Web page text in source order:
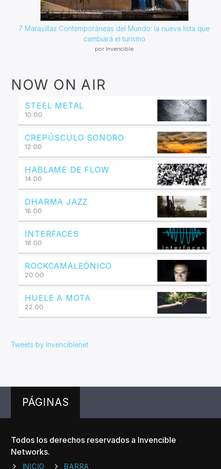
7 Maravillas Contemporáneas del Mundo: la nueva lista que
cambiará el turismo
por Invencible
NOW ON AIR
STEEL METAL
10:00
CREPÚSCULO SONORO
12:00
HABLAME DE FLOW
14:00
DHARMA JAZZ
16:00
INTERFACES
18:00
ROCKCAMALEÓNICO
20:00
HUELE A MOTA
22:00
Tweets by Invenciblenet
PÁGINAS
Todos los derechos reservados a Invencible
Networks.
INICIO BARRA